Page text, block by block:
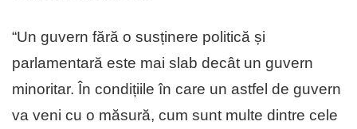
“Un guvern fără o susținere politică și
parlamentară este mai slab decât un guvern
minoritar. În condițiile în care un astfel de guvern
va veni cu o măsură, cum sunt multe dintre cele